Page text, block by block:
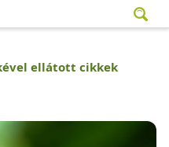
ellátott cikkek